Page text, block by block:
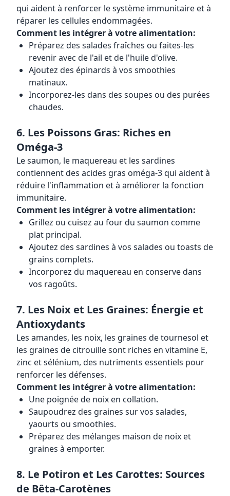
qui aident à renforcer le système immunitaire et à
réparer les cellules endommagées.
Comment les intégrer à votre alimentation:
Préparez des salades fraîches ou faites-les
revenir avec de l'ail et de l'huile d'olive.
Ajoutez des épinards à vos smoothies
matinaux.
Incorporez-les dans des soupes ou des purées
chaudes.
6. Les Poissons Gras: Riches en
Oméga-3
Le saumon, le maquereau et les sardines
contiennent des acides gras oméga-3 qui aident à
réduire l'inflammation et à améliorer la fonction
immunitaire.
Comment les intégrer à votre alimentation:
Grillez ou cuisez au four du saumon comme
plat principal.
Ajoutez des sardines à vos salades ou toasts de
grains complets.
Incorporez du maquereau en conserve dans
vos ragoûts.
7. Les Noix et Les Graines: Énergie et
Antioxydants
Les amandes, les noix, les graines de tournesol et
les graines de citrouille sont riches en vitamine E,
zinc et sélénium, des nutriments essentiels pour
renforcer les défenses.
Comment les intégrer à votre alimentation:
Une poignée de noix en collation.
Saupoudrez des graines sur vos salades,
yaourts ou smoothies.
Préparez des mélanges maison de noix et
graines à emporter.
8. Le Potiron et Les Carottes: Sources
de Bêta-Carotènes